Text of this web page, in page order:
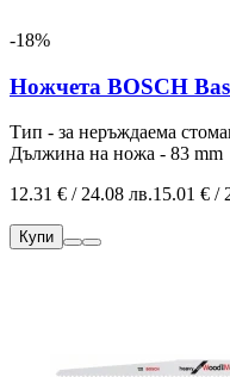
-18%
Ножчета BOSCH
Тип - за неръждаема
Дължина на ножа - 83 mm
12.31 € / 24.08 лв.15.01 € /
Купи